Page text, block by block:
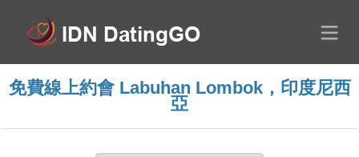
免費線上約會 Labuhan Lombok，印度尼西
亞